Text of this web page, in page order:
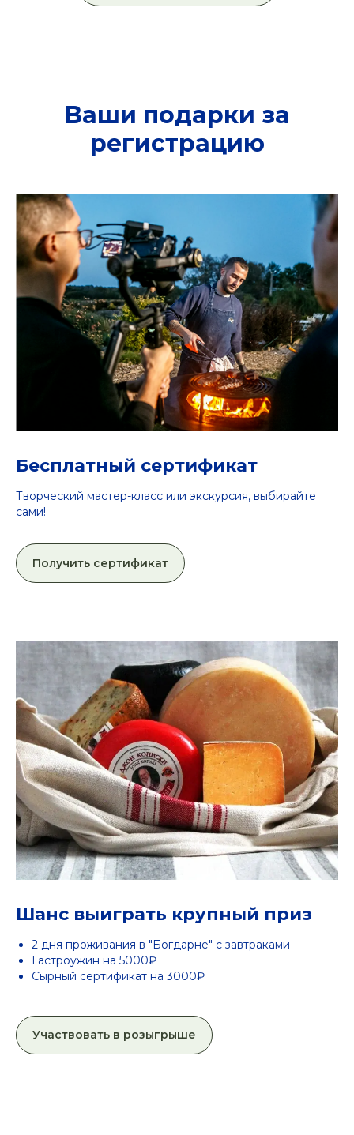
Ваши подарки за
регистрацию
Бесплатный сертификат
Творческий мастер-класс или экскурсия, выбирайте
сами!
Получить сертификат
Шанс выиграть крупный приз
2 дня проживания в "Богдарне" с завтраками
Гастроужин на 5000₽
Сырный сертификат на 3000₽
Участвовать в розыгрыше